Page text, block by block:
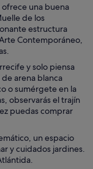
ofrece una buena
de los
estructura
Contemporáneo,
y solo piensa
arena blanca
o sumérgete en la
observarás el trajín
puedas comprar
un espacio
y cuidados jardines.